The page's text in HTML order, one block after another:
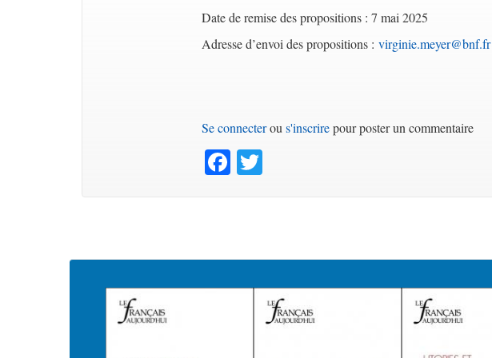
Date de remise des propositions : 7 mai 2025
Adresse d’envoi des propositions :virginie.meyer@bnf.fr
Se connecterous'inscrirepour poster un commentaire
Facebook